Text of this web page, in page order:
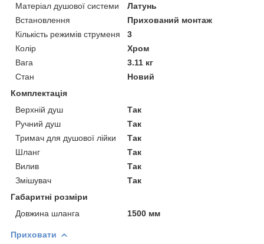
Матеріал душової системи
Латунь
Встановлення
Прихований монтаж
Кількість режимів струменя
3
Колір
Хром
Вага
3.11 кг
Стан
Новий
Комплектація
Верхній душ
Так
Ручний душ
Так
Тримач для душової лійки
Так
Шланг
Так
Вилив
Так
Змішувач
Так
Габаритні розміри
Довжина шланга
1500 мм
Приховати